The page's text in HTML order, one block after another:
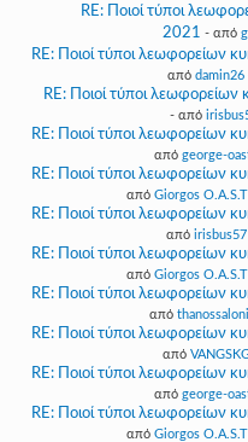
RE: Ποιοί τύποι
2021 - από
RE: Ποιοί τύποι λεωφορείων
από damin26
RE: Ποιοί τύποι
- από
RE: Ποιοί τύποι λεωφορείων
από george-
RE: Ποιοί τύποι λεωφορείων
από Giorgos
RE: Ποιοί τύποι λεωφορείων
από irisbus57
RE: Ποιοί τύποι λεωφορείων
από Giorgos
RE: Ποιοί τύποι λεωφορείων
από
RE: Ποιοί τύποι λεωφορείων
από
RE: Ποιοί τύποι λεωφορείων
από george-
RE: Ποιοί τύποι λεωφορείων
από Giorgos